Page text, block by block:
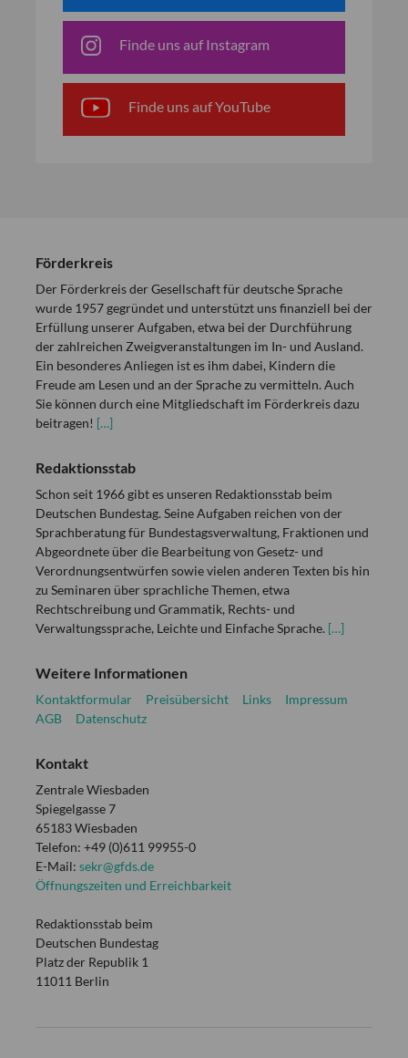
Finde uns auf Instagram
Finde uns auf YouTube
Förderkreis
Der Förderkreis der Gesellschaft für deutsche Sprache
wurde 1957 gegründet und unterstützt uns finanziell bei der
Erfüllung unserer Aufgaben, etwa bei der Durchführung
der zahlreichen Zweigveranstaltungen im In- und Ausland.
Ein besonderes Anliegen ist es ihm dabei, Kindern die
Freude am Lesen und an der Sprache zu vermitteln. Auch
Sie können durch eine Mitgliedschaft im Förderkreis dazu
beitragen! […]
Redaktionsstab
Schon seit 1966 gibt es unseren Redaktionsstab beim
Deutschen Bundestag. Seine Aufgaben reichen von der
Sprachberatung für Bundestagsverwaltung, Fraktionen und
Abgeordnete über die Bearbeitung von Gesetz- und
Verordnungsentwürfen sowie vielen anderen Texten bis hin
zu Seminaren über sprachliche Themen, etwa
Rechtschreibung und Grammatik, Rechts- und
Verwaltungssprache, Leichte und Einfache Sprache. […]
Weitere Informationen
Kontaktformular Preisübersicht Links
Impressum
AGB
Datenschutz
Kontakt
Zentrale Wiesbaden
Spiegelgasse 7
65183 Wiesbaden
Telefon: +49 (0)611 99955-0
E-Mail: sekr@gfds.de
Öffnungszeiten und Erreichbarkeit
Redaktionsstab beim
Deutschen Bundestag
Platz der Republik 1
11011 Berlin